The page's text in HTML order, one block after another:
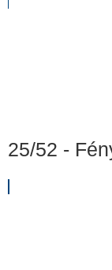
25/52 -